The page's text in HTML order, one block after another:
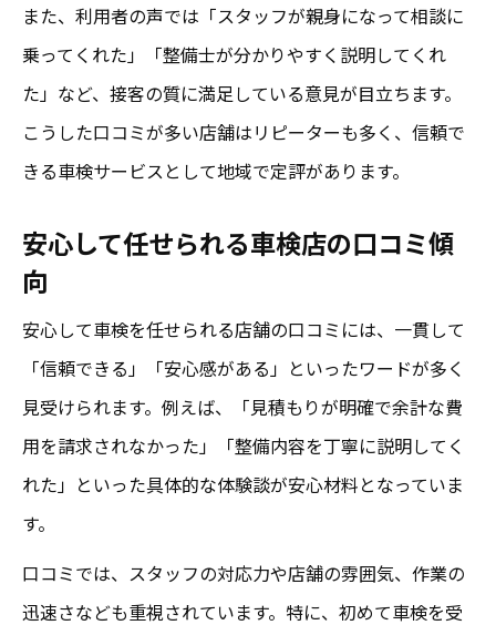
また、利用者の声では「スタッフが親身になって相談に
乗ってくれた」「整備士が分かりやすく説明してくれ
た」など、接客の質に満足している意見が目立ちます。
こうした口コミが多い店舗はリピーターも多く、信頼で
きる車検サービスとして地域で定評があります。
安心して任せられる車検店の口コミ傾
向
安心して車検を任せられる店舗の口コミには、一貫して
「信頼できる」「安心感がある」といったワードが多く
見受けられます。例えば、「見積もりが明確で余計な費
用を請求されなかった」「整備内容を丁寧に説明してく
れた」といった具体的な体験談が安心材料となっていま
す。
口コミでは、スタッフの対応力や店舗の雰囲気、作業の
迅速さなども重視されています。特に、初めて車検を受